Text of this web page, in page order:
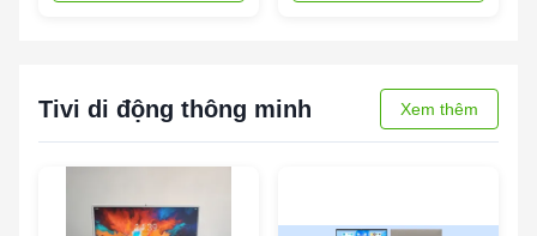
Tivi di động thông minh Xem thêm